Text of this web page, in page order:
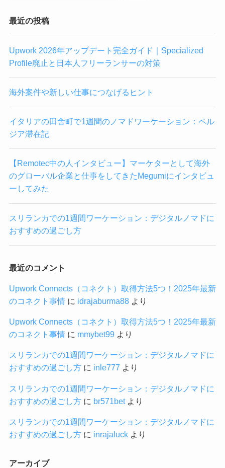
最近の投稿
Upwork 2026年アップデート完全ガイド｜Specialized
Profile廃止と日本人フリーランサーの対策
海外案件や新しい仕事につなげるヒント
イタリアの田舎町で1週間のノマドワーケーション：ペル
ジア滞在記
【Remotec中の人インタビュー】マーケターとして海外
のグローバル企業と仕事をしてきたMegumiにインタビュ
ーしてみた
スリランカでの1週間ワーケーション：デジタルノマドに
おすすめの過ごし方
最近のコメント
Upwork Connects（コネクト）取得方法5つ！2025年最新
のコネクト事情に idrajaburma88より
Upwork Connects（コネクト）取得方法5つ！2025年最新
のコネクト事情に mmybet99より
スリランカでの1週間ワーケーション：デジタルノマドに
おすすめの過ごし方に inle777 より
スリランカでの1週間ワーケーション：デジタルノマドに
おすすめの過ごし方に br571betより
スリランカでの1週間ワーケーション：デジタルノマドに
おすすめの過ごし方に inrajaluckより
アーカイブ